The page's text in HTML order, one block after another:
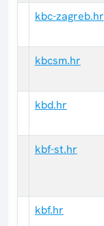
kbc-zagreb.hr
kbcsm.hr
kbd.hr
kbf-st.hr
kbf.hr